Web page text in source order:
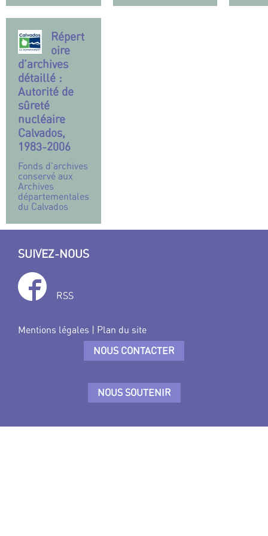
Répert
oire
d’archives
détaillé :
Autorité de
sûreté
nucléaire
Calvados,
1983-2006
Fonds d’archives
conservé aux
Archives
départementales
du Calvados
SUIVEZ-NOUS
RSS
Mentions légales | Plan du site
NOUS CONTACTER
NOUS SOUTENIR